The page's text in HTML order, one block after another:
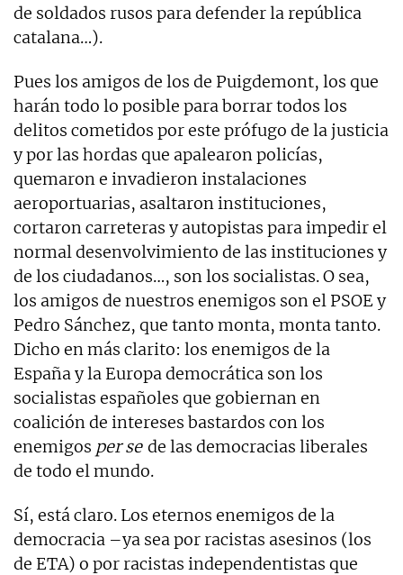
de soldados rusos para defender la república
catalana…).
Pues los amigos de los de Puigdemont, los que
harán todo lo posible para borrar todos los
delitos cometidos por este prófugo de la justicia
y por las hordas que apalearon policías,
quemaron e invadieron instalaciones
aeroportuarias, asaltaron instituciones,
cortaron carreteras y autopistas para impedir el
normal desenvolvimiento de las instituciones y
de los ciudadanos…, son los socialistas. O sea,
los amigos de nuestros enemigos son el PSOE y
Pedro Sánchez, que tanto monta, monta tanto.
Dicho en más clarito: los enemigos de la
España y la Europa democrática son los
socialistas españoles que gobiernan en
coalición de intereses bastardos con los
enemigos per se de las democracias liberales
de todo el mundo.
Sí, está claro. Los eternos enemigos de la
democracia –ya sea por racistas asesinos (los
de ETA) o por racistas independentistas que